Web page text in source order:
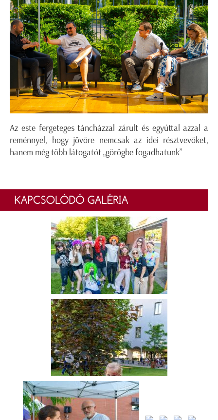
Az este fergeteges táncházzal zárult és egyúttal azzal a
reménnyel, hogy jövőre nemcsak az idei résztvevőket,
hanem még több látogatót „görögbe fogadhatunk”.
KAPCSOLÓDÓ GALÉRIA